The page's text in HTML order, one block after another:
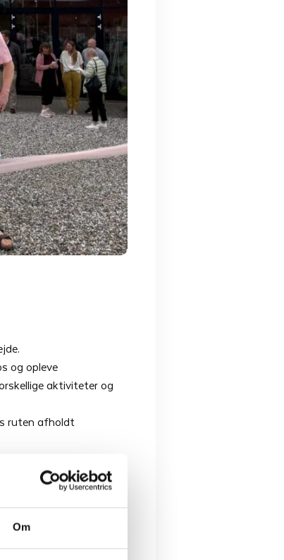
Om
og opleve
aktiviteter og
ruten afholdt
til at lykkes.